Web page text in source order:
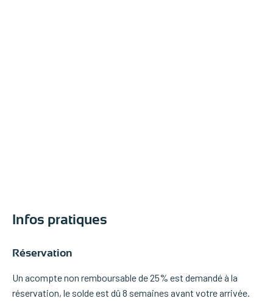
Infos pratiques
Réservation
Un acompte non remboursable de 25% est demandé à la
réservation, le solde est dû 8 semaines avant votre arrivée.